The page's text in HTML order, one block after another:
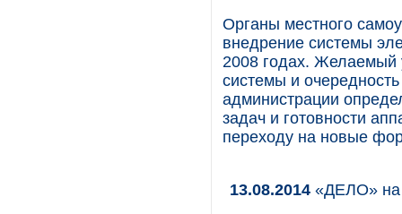
Органы местного
внедрение системы
2008 годах. Желаемый
системы и
администрации
задач и готовности
переходу на новые
13.08.2014 «ДЕЛО» на